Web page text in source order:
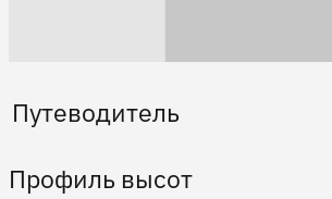
Путеводитель
Профиль высот